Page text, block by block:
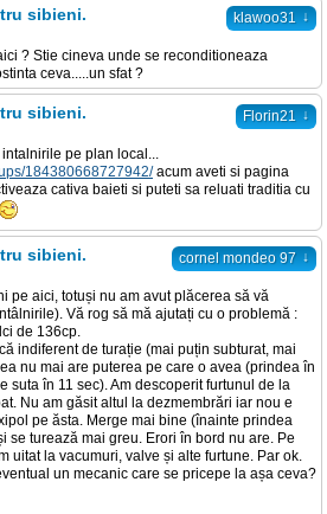
klawoo31 ↓
sibieni.
? Stie cineva unde se reconditioneaza
ceva.....un sfat ?
Florin21 ↓
sibieni.
pe plan local...
184380668727942/acum aveti si pagina
cativa baieti si puteti sa reluati traditia cu
cornel mondeo 97 ↓
sibieni.
pe aici, totuși nu am avut plăcerea să vă
Vă rog să mă ajutați cu o problemă :
de 136cp.
indiferent de turație (mai puțin subturat, mai
nu mai are puterea pe care o avea (prindea în
suta în 11 sec). Am descoperit furtunul de la
Nu am găsit altul la dezmembrări iar nou e
pe ăsta. Merge mai bine (înainte prindea
se turează mai greu. Erori în bord nu are. Pe
uitat la vacumuri, valve și alte furtune. Par ok.
un mecanic care se pricepe la așa ceva?